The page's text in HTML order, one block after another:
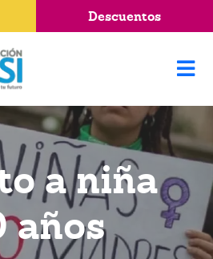
a niña
años
Descuentos